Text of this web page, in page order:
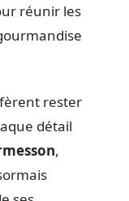
réunir les
rester
détail
,